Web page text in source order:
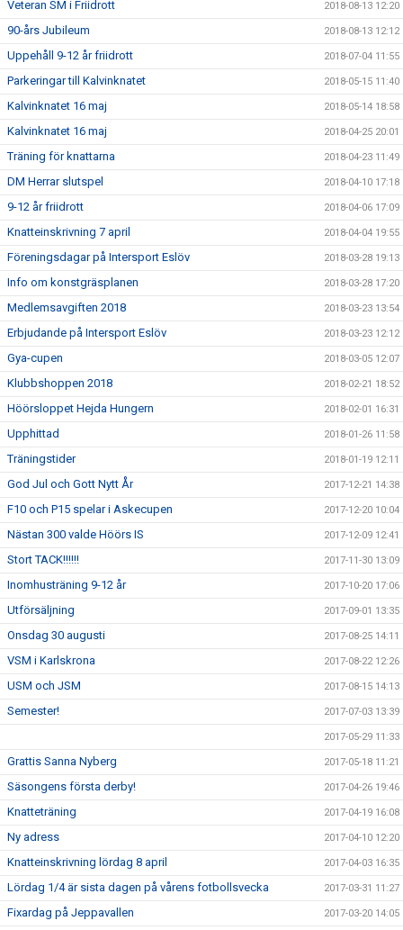
Veteran SM i Friidrott 2018-08-13 12:20
90-års Jubileum 2018-08-13 12:12
Uppehåll 9-12 år friidrott 2018-07-04 11:55
Parkeringar till Kalvinknatet 2018-05-15 11:40
Kalvinknatet 16 maj 2018-05-14 18:58
Kalvinknatet 16 maj 2018-04-25 20:01
Träning för knattarna 2018-04-23 11:49
DM Herrar slutspel 2018-04-10 17:18
9-12 år friidrott 2018-04-06 17:09
Knatteinskrivning 7 april 2018-04-04 19:55
Föreningsdagar på Intersport Eslöv 2018-03-28 19:13
Info om konstgräsplanen 2018-03-28 17:20
Medlemsavgiften 2018 2018-03-23 13:54
Erbjudande på Intersport Eslöv 2018-03-23 12:12
Gya-cupen 2018-03-05 12:07
Klubbshoppen 2018 2018-02-21 18:52
Höörsloppet Hejda Hungern 2018-02-01 16:31
Upphittad 2018-01-26 11:58
Träningstider 2018-01-19 12:11
God Jul och Gott Nytt År 2017-12-21 14:38
F10 och P15 spelar i Askecupen 2017-12-20 10:04
Nästan 300 valde Höörs IS 2017-12-09 12:41
Stort TACK!!!!!! 2017-11-30 13:09
Inomhusträning 9-12 år 2017-10-20 17:06
Utförsäljning 2017-09-01 13:35
Onsdag 30 augusti 2017-08-25 14:11
VSM i Karlskrona 2017-08-22 12:26
USM och JSM 2017-08-15 14:13
Semester! 2017-07-03 13:39
2017-05-29 11:33
Grattis Sanna Nyberg 2017-05-18 11:21
Säsongens första derby! 2017-04-26 19:46
Knatteträning 2017-04-19 16:08
Ny adress 2017-04-10 12:20
Knatteinskrivning lördag 8 april 2017-04-03 16:35
Lördag 1/4 är sista dagen på vårens fotbollsvecka 2017-03-31 11:27
Fixardag på Jeppavallen 2017-03-20 14:05